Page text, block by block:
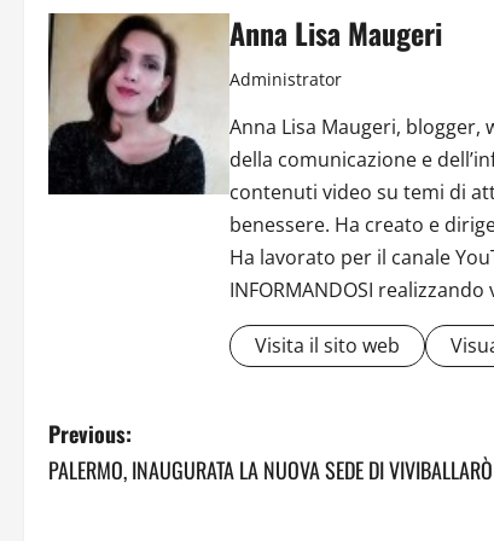
Anna Lisa Maugeri
Administrator
Anna Lisa Maugeri,
della comunicazione e
contenuti video su temi di
benessere. Ha creato e
Ha lavorato per il canale
INFORMANDOSI
Visita il sito web
P
o
Previous:
PALERMO, INAUGURATA LA NUOVA SEDE DI VIVIBALLARÒ